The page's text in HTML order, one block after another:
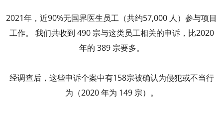
2021年，近90%无国界医生员工（共约57,000 人）参与项目
工作。 我们共收到 490 宗与这类员工相关的申诉，比2020
年的 389 宗要多。
经调查后，这些申诉个案中有158宗被确认为侵犯或不当行
为（2020 年为 149 宗）。